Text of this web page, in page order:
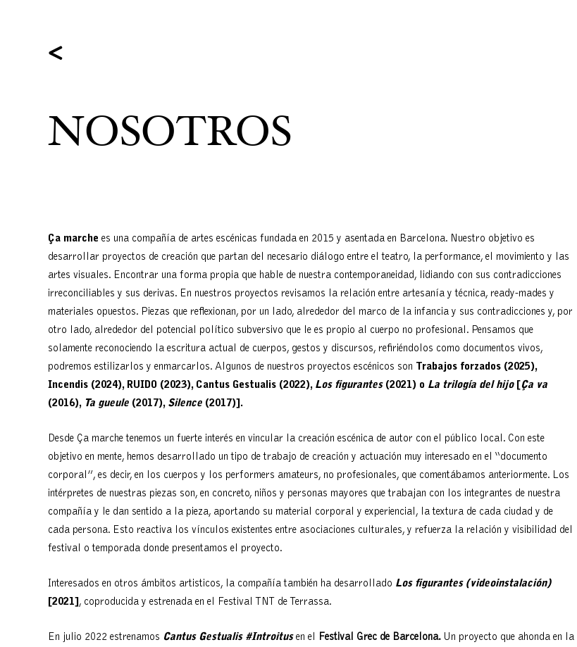
<
NOSOTROS
Ça marche es una compañía de artes escénicas fundada en 2015 y asentada en Barcelona. Nuestro objetivo es
desarrollar proyectos de creación que partan del necesario diálogo entre el teatro, la performance, el movimiento y las
artes visuales. Encontrar una forma propia que hable de nuestra contemporaneidad, lidiando con sus contradicciones
irreconciliables y sus derivas. En nuestros proyectos revisamos la relación entre artesanía y técnica, ready-mades y
materiales opuestos. Piezas que reflexionan, por un lado, alrededor del marco de la infancia y sus contradicciones y, por
otro lado, alrededor del potencial político subversivo que le es propio al cuerpo no profesional. Pensamos que
solamente reconociendo la escritura actual de cuerpos, gestos y discursos, refiriéndolos como documentos vivos,
podremos estilizarlos y enmarcarlos. Algunos de nuestros proyectos escénicos son Trabajos forzados (2025),
Incendis (2024), RUIDO (2023), Cantus Gestualis (2022), Los figurantes (2021) o La trilogía del hijo[ Ça va
(2016), Ta gueule (2017), Silence (2017)].
Desde Ça marche tenemos un fuerte interés en vincular la creación escénica de autor con el público local. Con este
objetivo en mente, hemos desarrollado un tipo de trabajo de creación y actuación muy interesado en el “documento
corporal”, es decir, en los cuerpos y los performers amateurs, no profesionales, que comentábamos anteriormente. Los
intérpretes de nuestras piezas son, en concreto, niños y personas mayores que trabajan con los integrantes de nuestra
compañía y le dan sentido a la pieza, aportando su material corporal y experiencial, la textura de cada ciudad y de
cada persona. Esto reactiva los vínculos existentes entre asociaciones culturales, y refuerza la relación y visibilidad del
festival o temporada donde presentamos el proyecto.
Interesados en otros ámbitos artisticos, la compañía también ha desarrollado Los figurantes (videoinstalación)
2021 , coproducida y estrenada en el Festival TNT de Terrassa.
En julio 2022 estrenamos Cantus Gestualis #Introitus en el Festival Grec de Barcelona. Un proyecto que ahonda en la